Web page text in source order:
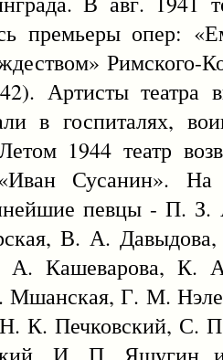
премьеры опер:
Римского-
Артисты
в госпиталях,
1944 театр
Сусанин». На
певцы - П.
В. А.
А. Кашеварова,
Мшанская, Г. М.
К. Печковский, С.